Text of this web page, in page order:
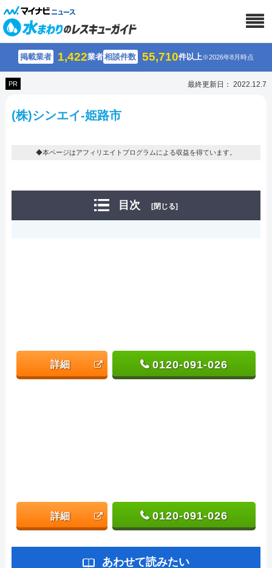
掲載業者 1,422業者相談件数 55,710件以上※2026年8月時点
PR 最終更新日： 2022.12.7
(株)シンエイ-姫路市
◆本ページはアフィリエイトプログラムによる収益を得ています。
目次 [閉じる]
詳細 0120-091-026
詳細 0120-091-026
あわせて読みたい